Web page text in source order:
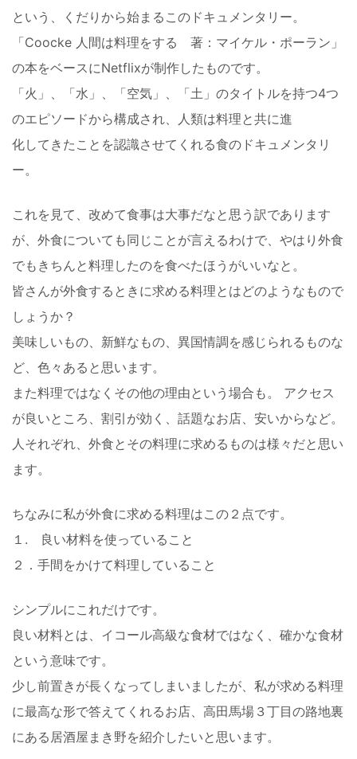
という、くだりから始まるこのドキュメンタリー。
「Coocke 人間は料理をする 著：マイケル・ポーラン」
の本をベースにNetflixが制作したものです。
「火」、「水」、「空気」、「土」のタイトルを持つ4つ
のエピソードから構成され、人類は料理と共に進
化してきたことを認識させてくれる食のドキュメンタリ
ー。
これを見て、改めて食事は大事だなと思う訳であります
が、外食についても同じことが言えるわけで、やはり外食
でもきちんと料理したのを食べたほうがいいなと。
皆さんが外食するときに求める料理とはどのようなもので
しょうか？
美味しいもの、新鮮なもの、異国情調を感じられるものな
ど、色々あると思います。
また料理ではなくその他の理由という場合も。 アクセス
が良いところ、割引が効く、話題なお店、安いからなど。
人それぞれ、外食とその料理に求めるものは様々だと思い
ます。
ちなみに私が外食に求める料理はこの２点です。
１. 良い材料を使っていること
２．手間をかけて料理していること
シンプルにこれだけです。
良い材料とは、イコール高級な食材ではなく、確かな食材
という意味です。
少し前置きが長くなってしまいましたが、私が求める料理
に最高な形で答えてくれるお店、高田馬場３丁目の路地裏
にある居酒屋まき野を紹介したいと思います。